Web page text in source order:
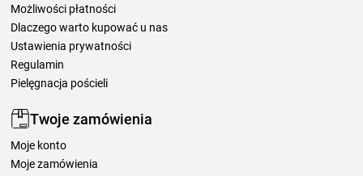
Możliwości płatności
Dlaczego warto kupować u nas
Ustawienia prywatności
Regulamin
Pielęgnacja pościeli
Twoje zamówienia
Moje konto
Moje zamówienia